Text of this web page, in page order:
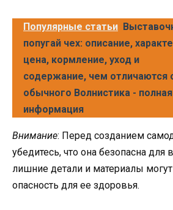
Популярные статьи
попугай чех: описание,
цена, кормление, уход и
содержание, чем отличаются
обычного Волнистика - полная
информация
Внимание: Перед созданием
убедитесь, что она безопасна
лишние детали и материалы
опасность для ее здоровья.